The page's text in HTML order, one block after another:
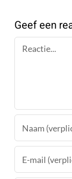
Geef een
Reactie